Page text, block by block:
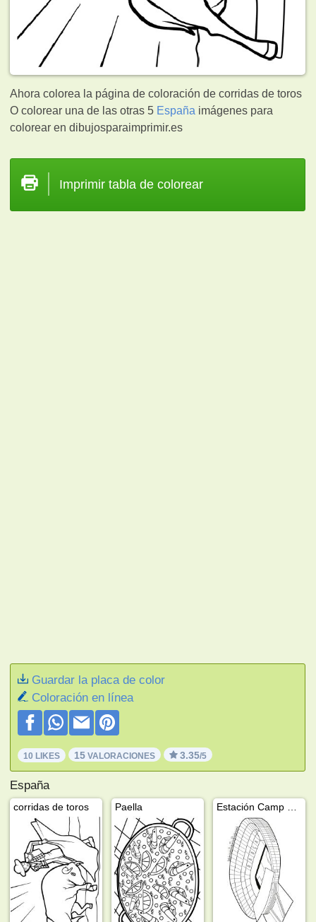
Ahora colorea la página de coloración de corridas de toros
O colorear una de las otras 5 España imágenes para
colorear en dibujosparaimprimir.es
Imprimir tabla de colorear
Guardar la placa de color
Coloración en línea
10 LIKES 15 VALORACIONES 3.35/5
España
corridas de toros Paella